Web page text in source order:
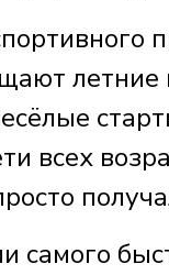
всех
самого